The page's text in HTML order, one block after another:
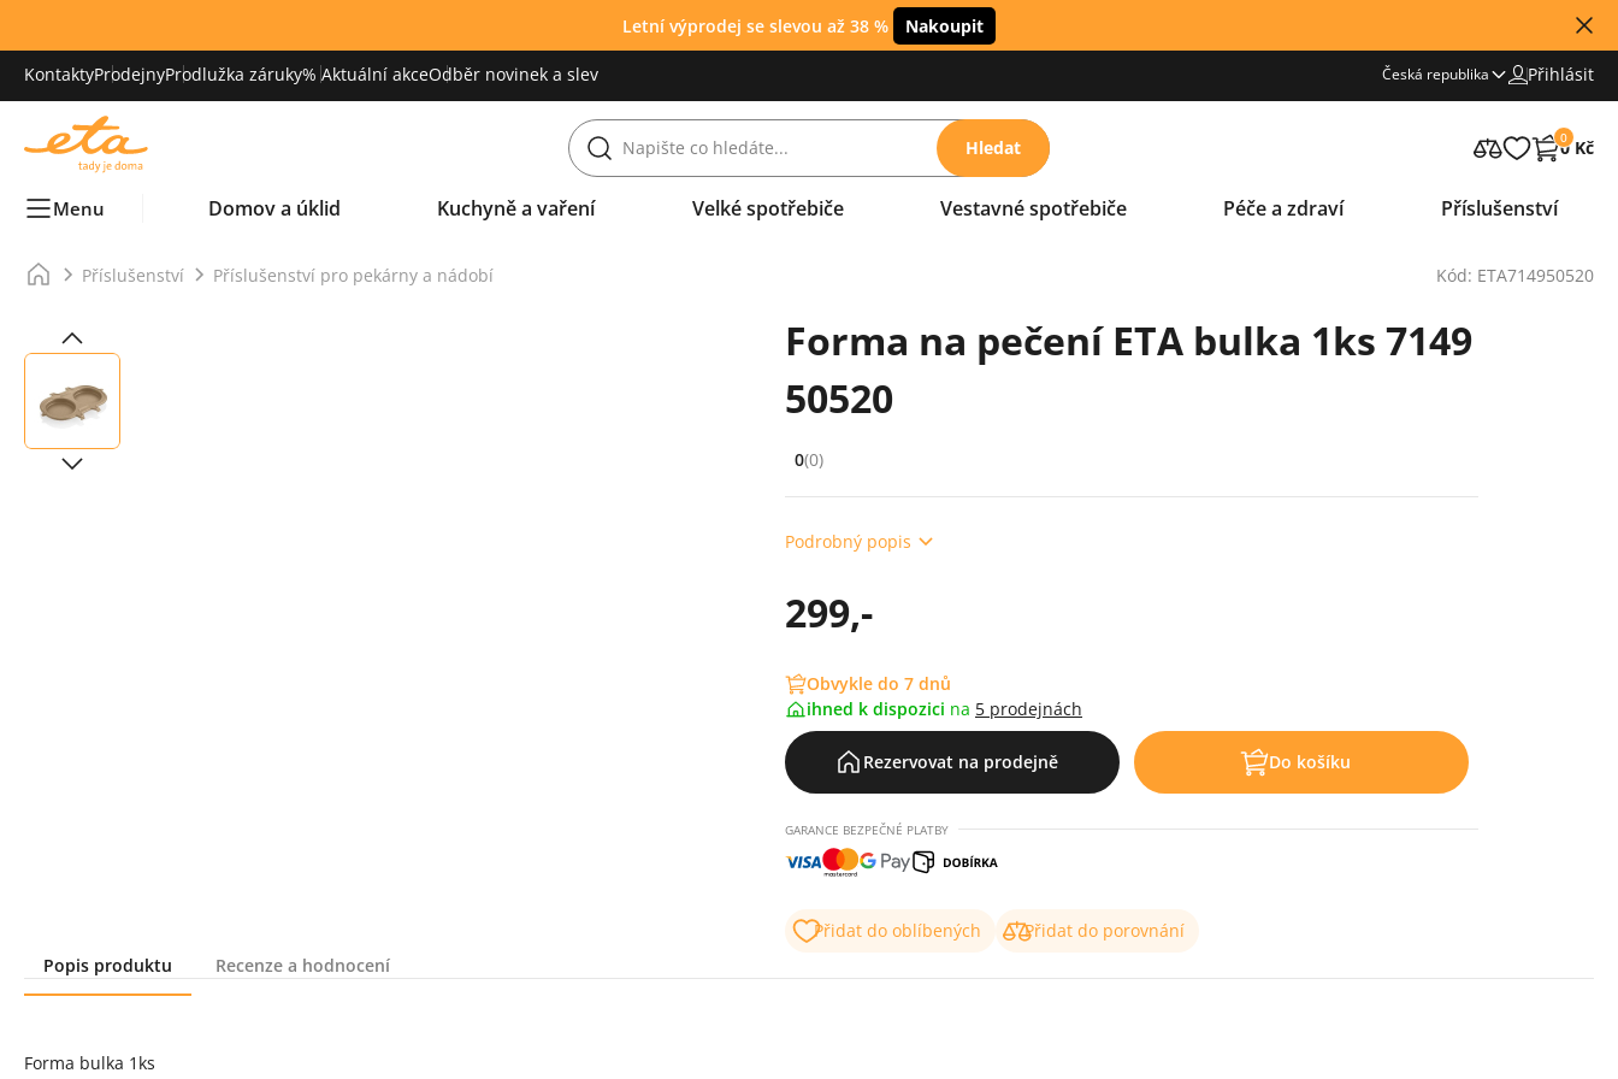
Letní výprodej se slevou až 38 % Nakoupit
KontaktyProdejnyProdlužka záruky% Aktuální akceOdběr novinek a slev Česká republika Přihlásit
Hledat 0
0 Kč
Menu Domov a úklid Kuchyně a vaření Velké spotřebiče Vestavné spotřebiče Péče a zdraví Příslušenství
Příslušenství Příslušenství pro pekárny a nádobí Kód: ETA714950520
Forma na pečení ETA bulka 1ks 7149
50520
Hodnocení: 0 z 5 (0 recenzí)
0(0)
Podrobný popis
299,-
Obvykle do 7 dnů
ihned k dispozici na 5 prodejnách
Rezervovat na prodejně Do košíku
GARANCE BEZPEČNÉ PLATBY
Přidat do oblíbených
Přidat do porovnání
Popis produktu
Recenze a hodnocení
Forma bulka 1ks